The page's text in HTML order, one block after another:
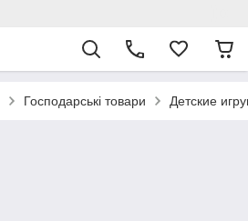
Господарські товари Детские